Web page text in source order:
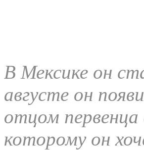
В Мексике он
августе он
отцом
которому он